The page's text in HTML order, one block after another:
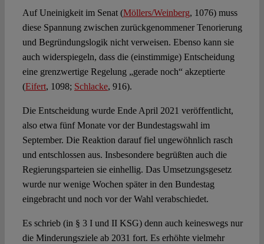
Auf Uneinigkeit im Senat (Möllers/Weinberg, 1076) muss
diese Spannung zwischen zurückgenommener Tenorierung
und Begründungslogik nicht verweisen. Ebenso kann sie
auch widerspiegeln, dass die (einstimmige) Entscheidung
eine grenzwertige Regelung „gerade noch“ akzeptierte
(Eifert, 1098; Schlacke, 916).
Die Entscheidung wurde Ende April 2021 veröffentlicht,
also etwa fünf Monate vor der Bundestagswahl im
September. Die Reaktion darauf fiel ungewöhnlich rasch
und entschlossen aus. Insbesondere begrüßten auch die
Regierungsparteien sie einhellig. Das Umsetzungsgesetz
wurde nur wenige Wochen später in den Bundestag
eingebracht und noch vor der Wahl verabschiedet.
Es schrieb (in § 3 I und II KSG) denn auch keineswegs nur
die Minderungsziele ab 2031 fort. Es erhöhte vielmehr